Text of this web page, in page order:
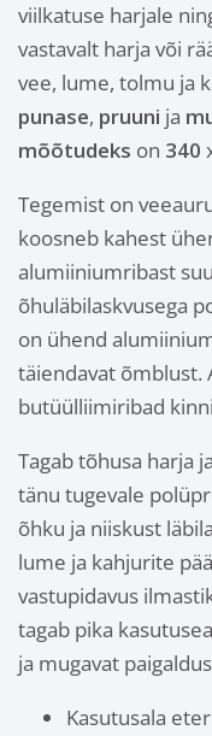
viilkatuse harjale
vastavalt harja või
vee, lume, tolmu ja
punase, pruuni ja
mõõtudeks on 340
Tegemist on
koosneb kahest
alumiiniumribast
õhuläbilaskvusega
on ühend
täiendavat õmblust.
butüülliimiribad
Tagab tõhusa harja
tänu tugevale
õhku ja niiskust
lume ja kahjurite
vastupidavus
tagab pika
ja mugavat
Kasutusala